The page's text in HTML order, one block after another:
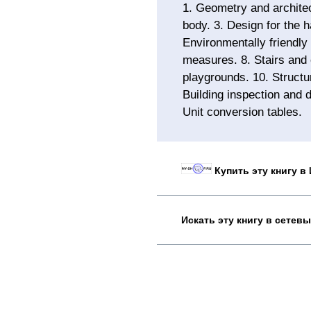
1. Geometry and
body. 3. Design for the
Environmentally
measures. 8. Stairs
playgrounds. 10.
Building inspection and
Unit conversion tables.
Купить эту книгу
Искать эту книгу в